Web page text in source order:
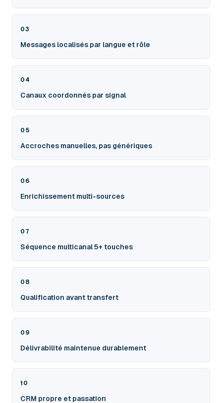
03
Messages localisés par langue et rôle
04
Canaux coordonnés par signal
05
Accroches manuelles, pas génériques
06
Enrichissement multi-sources
07
Séquence multicanal 5+ touches
08
Qualification avant transfert
09
Délivrabilité maintenue durablement
10
CRM propre et passation